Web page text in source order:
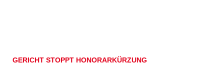
GERICHT STOPPT HONORARKÜRZUNG